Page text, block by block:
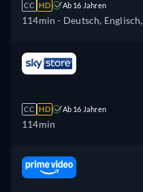
CC HD Ab 16 Jahren
114min - Deutsch, Englisch,
CC HD Ab 16 Jahren
114min